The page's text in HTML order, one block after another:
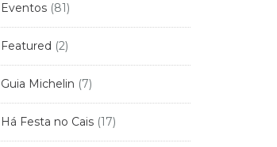
Eventos(81)
Featured (2)
Guia Michelin (7)
Há Festa no Cais(17)